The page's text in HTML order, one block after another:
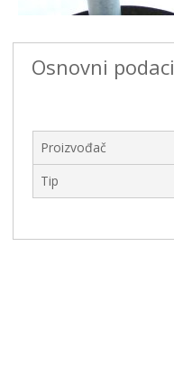
Osnovni podaci
Proizvođač
Tip